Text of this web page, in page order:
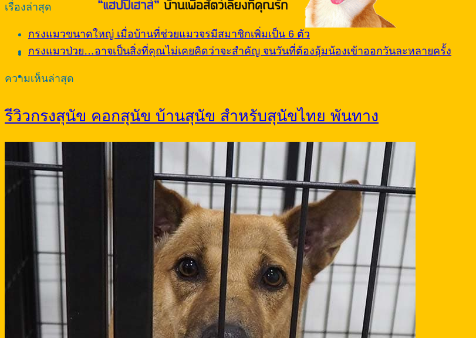
เรื่องล่าสุด
กรงแมวขนาดใหญ่ เมื่อบ้านที่ช่วยแมวจรมีสมาชิกเพิ่มเป็น 6 ตัว
กรงแมวป่วย…อาจเป็นสิ่งที่คุณไม่เคยคิดว่าจะสำคัญ จนวันที่ต้องอุ้มน้องเข้าออกวันละหลายครั้ง
ความเห็นล่าสุด
รีวิวกรงสุนัข คอกสุนัข บ้านสุนัข สำหรับสุนัขไทย พันทาง